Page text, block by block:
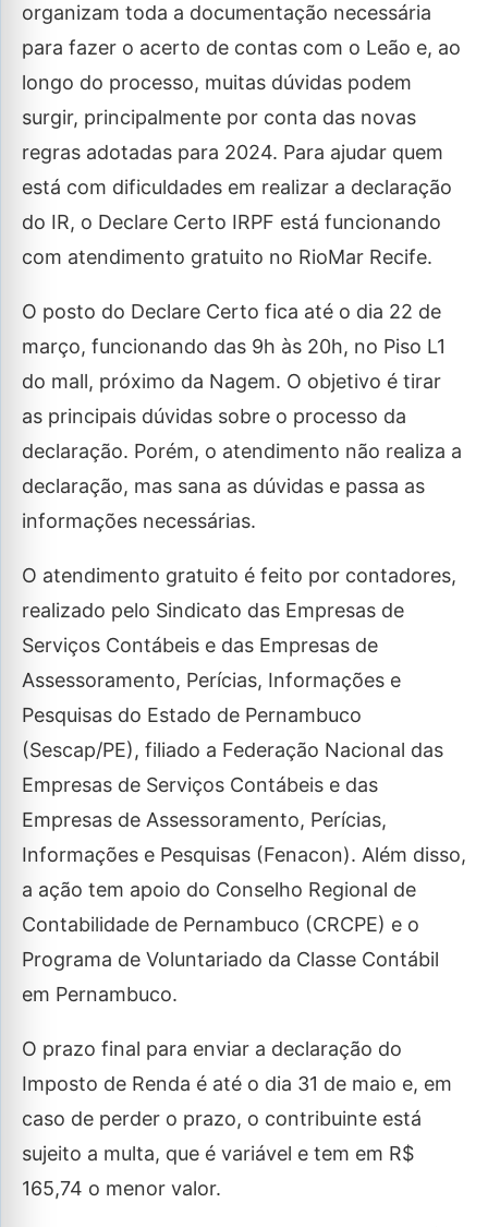
organizam toda a documentação necessária
para fazer o acerto de contas com o Leão e, ao
longo do processo, muitas dúvidas podem
surgir, principalmente por conta das novas
regras adotadas para 2024. Para ajudar quem
está com dificuldades em realizar a declaração
do IR, o Declare Certo IRPF está funcionando
com atendimento gratuito no RioMar Recife.
O posto do Declare Certo fica até o dia 22 de
março, funcionando das 9h às 20h, no Piso L1
do mall, próximo da Nagem. O objetivo é tirar
as principais dúvidas sobre o processo da
declaração. Porém, o atendimento não realiza a
declaração, mas sana as dúvidas e passa as
informações necessárias.
O atendimento gratuito é feito por contadores,
realizado pelo Sindicato das Empresas de
Serviços Contábeis e das Empresas de
Assessoramento, Perícias, Informações e
Pesquisas do Estado de Pernambuco
(Sescap/PE), filiado a Federação Nacional das
Empresas de Serviços Contábeis e das
Empresas de Assessoramento, Perícias,
Informações e Pesquisas (Fenacon). Além disso,
a ação tem apoio do Conselho Regional de
Contabilidade de Pernambuco (CRCPE) e o
Programa de Voluntariado da Classe Contábil
em Pernambuco.
O prazo final para enviar a declaração do
Imposto de Renda é até o dia 31 de maio e, em
caso de perder o prazo, o contribuinte está
sujeito a multa, que é variável e tem em R$
165,74 o menor valor.